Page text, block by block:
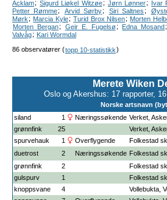
Acklam; Sigurd Liøkel Witzøe ; Jørn Lønner; Ivar
Petter Rømme; Arvid Sørby; Siri Saltnes ;
Mørk ; Marcia Kyle; Turid Brox Nilsen; Morten
Morten Bergan; Geir E. Fugelsø ; Edna Mosand ;
Valvåg; Kari Wormdal
86 observatører (topp 10-statistikk)
Merete Wiken
Oslo og Akershus: 17 rapporter,
Norske artsnavn
siland
1 Næringssøkende Verket,
grønnfink
25 Verket,
spurvehauk
1 Overflygende Folkestad
duetrost
2 Næringssøkende Folkestad
grønnfink
2 Folkestad
gulspurv
1 Folkestad
knoppsvane
4 Vollebukta,